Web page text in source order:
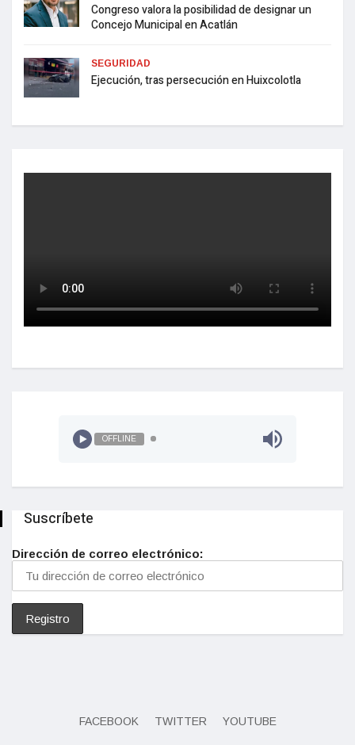
Congreso valora la posibilidad de designar un
Concejo Municipal en Acatlán
SEGURIDAD
Ejecución, tras persecución en Huixcolotla
OFFLINE
Suscríbete
Dirección de correo electrónico:
FACEBOOK TWITTER YOUTUBE